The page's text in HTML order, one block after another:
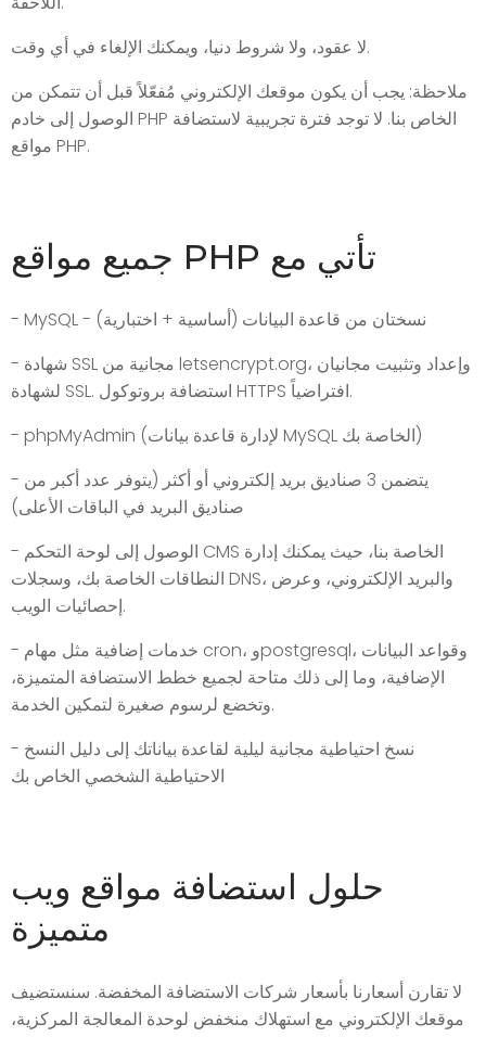
لا عقود، ولا شروط دنيا، ويمكنك الإلغاء في أي وقت.
ملاحظة: يجب أن يكون موقعك الإلكتروني مُفعّلاً قبل أن تتمكن من
الوصول إلى خادم PHP الخاص بنا. لا توجد فترة تجريبية لاستضافة
مواقع PHP.
جميع مواقع PHP تأتي مع
- MySQL - نسختان من قاعدة البيانات (أساسية + اختبارية)
- شهادة SSL مجانية من letsencrypt.org، وإعداد وتثبيت مجانيان
لشهادة SSL. استضافة بروتوكول HTTPS افتراضياً.
- phpMyAdmin (لإدارة قاعدة بيانات MySQL الخاصة بك)
- يتضمن 3 صناديق بريد إلكتروني أو أكثر (يتوفر عدد أكبر من
صناديق البريد في الباقات الأعلى)
- الوصول إلى لوحة التحكم CMS الخاصة بنا، حيث يمكنك إدارة
النطاقات الخاصة بك، وسجلات DNS، والبريد الإلكتروني، وعرض
إحصائيات الويب.
- خدمات إضافية مثل مهام cron، وpostgresql، وقواعد البيانات
الإضافية، وما إلى ذلك متاحة لجميع خطط الاستضافة المتميزة،
وتخضع لرسوم صغيرة لتمكين الخدمة.
- نسخ احتياطية مجانية ليلية لقاعدة بياناتك إلى دليل النسخ
الاحتياطية الشخصي الخاص بك
حلول استضافة مواقع ويب
متميزة
لا تقارن أسعارنا بأسعار شركات الاستضافة المخفضة. سنستضيف
موقعك الإلكتروني مع استهلاك منخفض لوحدة المعالجة المركزية،